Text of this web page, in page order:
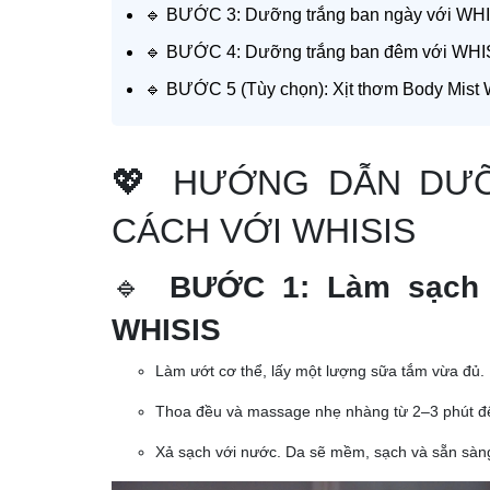
🔹 BƯỚC 3: Dưỡng trắng ban ngày với
🔹 BƯỚC 4: Dưỡng trắng ban đêm với
🔹 BƯỚC 5 (Tùy chọn): Xịt thơm Body Mist
💖 HƯỚNG DẪN
CÁCH VỚI WHISIS
🔹 BƯỚC 1: Làm
WHISIS
Làm ướt cơ thể, lấy một lượng sữa tắm vừa đủ.
Thoa đều và massage nhẹ nhàng từ 2–3 phút
Xả sạch với nước. Da sẽ mềm, sạch và sẵn